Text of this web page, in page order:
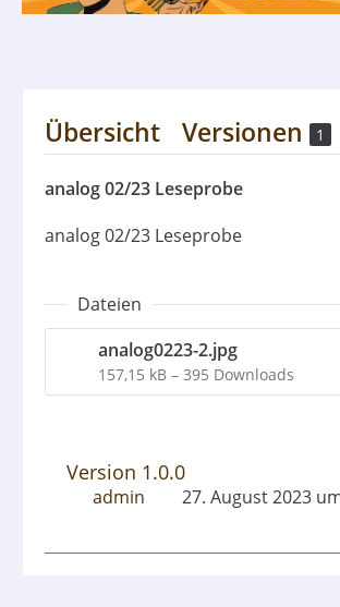
Übersicht Versionen 1
analog 02/23 Leseprobe
analog 02/23 Leseprobe
Dateien
analog0223-2.jpg
157,15 kB – 395 Downloads
Version 1.0.0
admin 27. August 2023